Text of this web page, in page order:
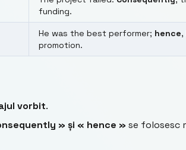
funding.
He was the best performer; hence,
promotion.
vorbit.
» și « hence » se folosesc